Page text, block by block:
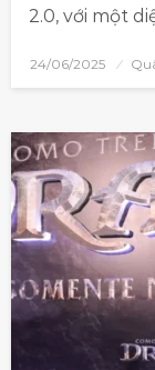
2.0, với một
24/06/2025